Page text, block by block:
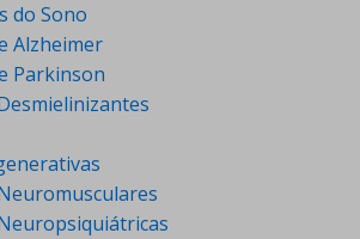
do Sono
Alzheimer
Parkinson